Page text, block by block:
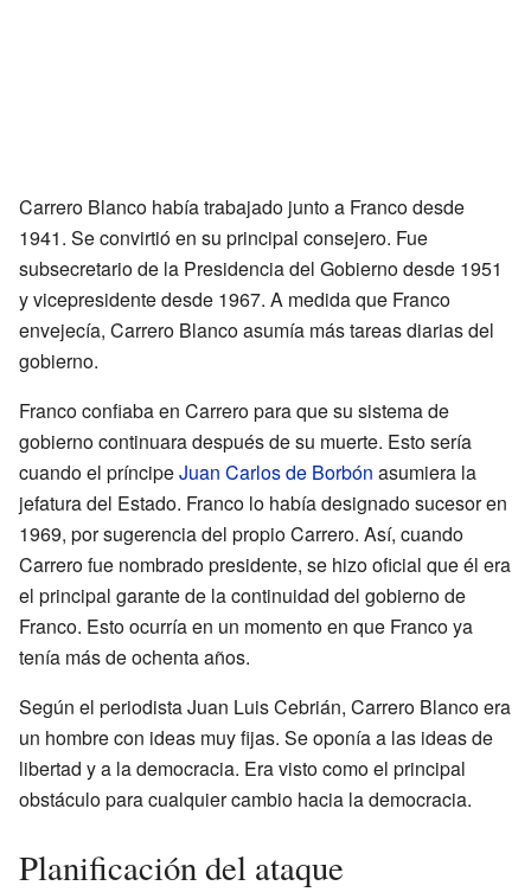
Carrero Blanco había trabajado junto a Franco desde
1941. Se convirtió en su principal consejero. Fue
subsecretario de la Presidencia del Gobierno desde 1951
y vicepresidente desde 1967. A medida que Franco
envejecía, Carrero Blanco asumía más tareas diarias del
gobierno.
Franco confiaba en Carrero para que su sistema de
gobierno continuara después de su muerte. Esto sería
cuando el príncipeJuan Carlos de Borbón asumiera la
jefatura del Estado. Franco lo había designado sucesor en
1969, por sugerencia del propio Carrero. Así, cuando
Carrero fue nombrado presidente, se hizo oficial que él era
el principal garante de la continuidad del gobierno de
Franco. Esto ocurría en un momento en que Franco ya
tenía más de ochenta años.
Según el periodista Juan Luis Cebrián, Carrero Blanco era
un hombre con ideas muy fijas. Se oponía a las ideas de
libertad y a la democracia. Era visto como el principal
obstáculo para cualquier cambio hacia la democracia.
Planificación del ataque